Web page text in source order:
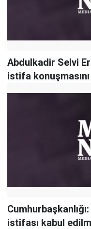
Abdulkadir Selvi
istifa konuşmasını
istifası kabul